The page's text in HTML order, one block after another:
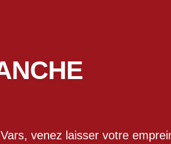
venez laisser votre